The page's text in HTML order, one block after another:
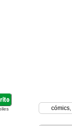
cómics,